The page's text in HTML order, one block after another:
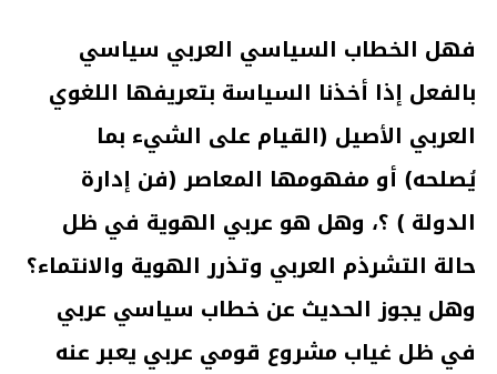
فهل الخطاب السياسي العربي سياسي
بالفعل إذا أخذنا السياسة بتعريفها اللغوي
العربي الأصيل (القيام على الشيء بما
يُصلحه) أو مفهومها المعاصر (فن إدارة
الدولة ) ؟، وهل هو عربي الهوية في ظل
حالة التشرذم العربي وتذرر الهوية والانتماء؟
وهل يجوز الحديث عن خطاب سياسي عربي
في ظل غياب مشروع قومي عربي يعبر عنه